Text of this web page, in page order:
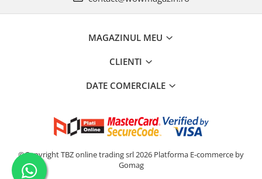
MAGAZINUL MEU
CLIENTI
DATE COMERCIALE
©Copyright TBZ online trading srl 2026 Platforma E-commerce by
Gomag